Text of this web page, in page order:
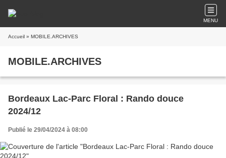
MENU
Accueil » MOBILE.ARCHIVES
MOBILE.ARCHIVES
Bordeaux Lac-Parc Floral : Rando douce
2024/12
Publié le 29/04/2024 à 08:00